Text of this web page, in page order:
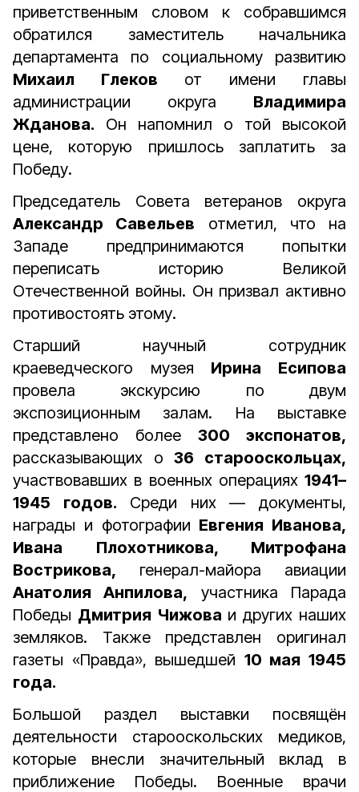
приветственным словом к собравшимся
обратился заместитель начальника
департамента по социальному развитию
Михаил Глеков от имени главы
администрации округа Владимира
Жданова. Он напомнил о той высокой
цене, которую пришлось заплатить за
Победу.
Председатель Совета ветеранов округа
Александр Савельев отметил, что на
Западе предпринимаются попытки
переписать историю Великой
Отечественной войны. Он призвал активно
противостоять этому.
Старший научный сотрудник
краеведческого музея Ирина Есипова
провела экскурсию по двум
экспозиционным залам. На выставке
представлено более 300 экспонатов,
рассказывающих о36 старооскольцах,
участвовавших в военных операциях 1941–
1945 годов. Среди них — документы,
награды и фотографии Евгения Иванова,
Ивана Плохотникова, Митрофана
Вострикова, генерал-майора авиации
Анатолия Анпилова, участника Парада
Победы Дмитрия Чижова и других наших
земляков. Также представлен оригинал
газеты «Правда», вышедшей 10 мая 1945
года.
Большой раздел выставки посвящён
деятельности старооскольских медиков,
которые внесли значительный вклад в
приближение Победы. Военные врачи